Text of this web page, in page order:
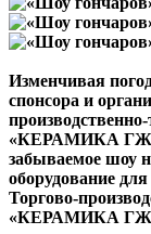
Изменчивая
спонсора и
«КЕРАМИКА
забываемое шоу
оборудование
Торгово-
«КЕРАМИКА